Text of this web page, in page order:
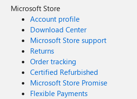
Microsoft Store
Account profile
Download Center
Microsoft Store support
Returns
Order tracking
Certified Refurbished
Microsoft Store Promise
Flexible Payments